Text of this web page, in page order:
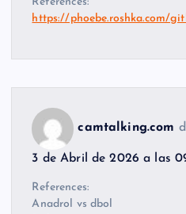
https://phoebe.roshka.com/
camtalking.com
3 de Abril de 2026 a las
References:
Anadrol vs dbol